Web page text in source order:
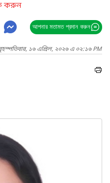
করুন
আপনার মতামত প্রদান করুন
১৬ এপ্রিল, ২০২৬ এ ০২:১৬ PM